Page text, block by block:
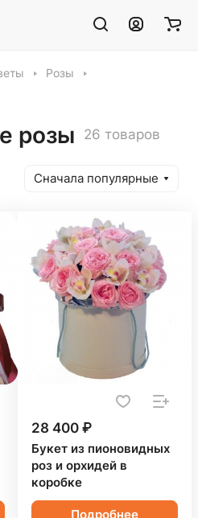
Розы
розы 26 товаров
Сначала популярные
28 400 ₽
Букет из пионовидных
роз и орхидей в
коробке
Подробнее